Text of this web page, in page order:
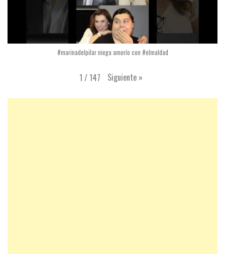
#marinadelpilar niega amorío con #elmaldad
1 /147 Siguiente »